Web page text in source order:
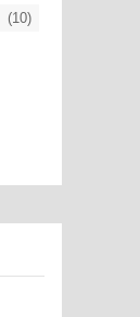
(10)